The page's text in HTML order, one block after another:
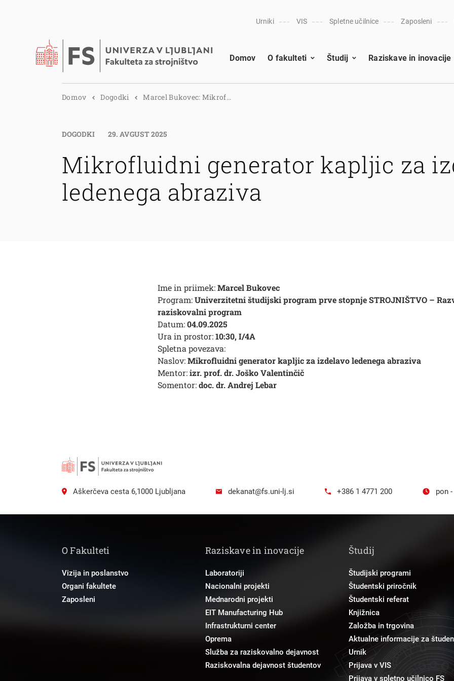
Urniki VIS Spletne učilnice Zaposleni
Domov O fakulteti Študij Raziskave in inovacije
Domov Dogodki Marcel Bukovec: Mikrof...
DOGODKI 29. AVGUST 2025
Mikrofluidni generator kapljic za
ledenega abraziva
Ime in priimek:Marcel Bukovec
Program:Univerzitetni študijski program prve stopnje STROJNIŠTVO –
raziskovalni program
Datum:04.09.2025
Ura in prostor:10:30, I/4A
Spletna povezava:
Naslov:Mikrofluidni generator kapljic za izdelavo ledenega abraziva
Mentor:izr. prof. dr. Joško Valentinčič
Somentor:doc. dr. Andrej Lebar
Aškerčeva cesta 6,1000 Ljubljana dekanat@fs.uni-lj.si +386 1 4771 200 pon
O Fakulteti
Vizija in poslanstvo
Organi fakultete
Zaposleni
Raziskave in inovacije
Laboratoriji
Nacionalni projekti
Mednarodni projekti
EIT Manufacturing Hub
Infrastrukturni center
Oprema
Služba za raziskovalno dejavnost
Raziskovalna dejavnost študentov
Študij
Študijski programi
Študentski priročnik
Študentski referat
Knjižnica
Založba in trgovina
Aktualne informacije za
Urnik
Prijava v VIS
Prijava v spletno učilnico FS